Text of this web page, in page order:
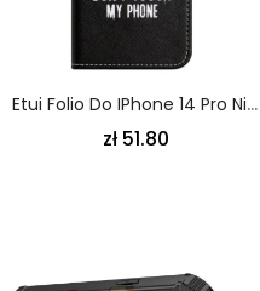
Etui Folio Do IPhone 14 Pro Nie Dotykaj Mojego Telefonu
zł 51.80